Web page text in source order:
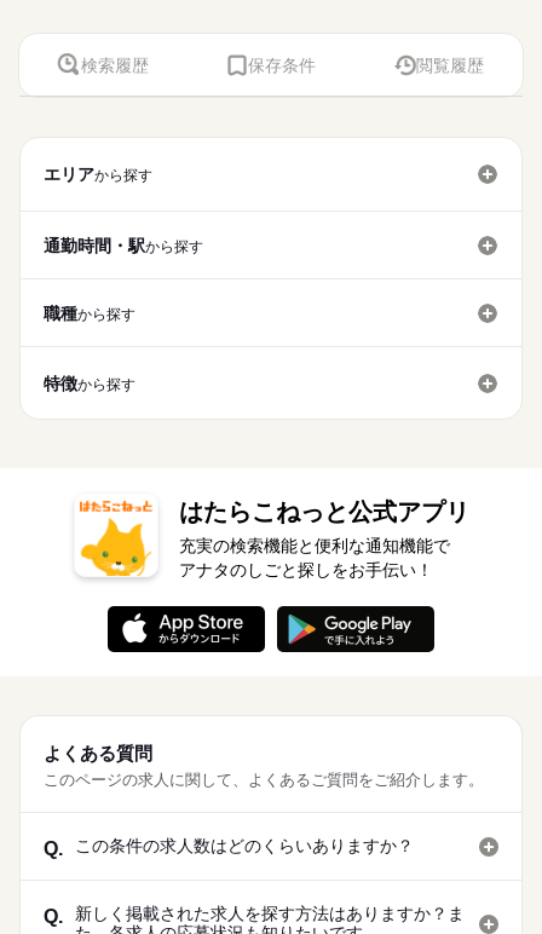
検索履歴 保存条件 閲覧履歴
エリアから探す
通勤時間・駅から探す
職種から探す
特徴から探す
はたらこねっと公式アプリ
充実の検索機能と便利な通知機能で
アナタのしごと探しをお手伝い！
よくある質問
このページの求人に関して、よくあるご質問をご紹介します。
Q. この条件の求人数はどのくらいありますか？
Q.
新しく掲載された求人を探す方法はありますか？ま